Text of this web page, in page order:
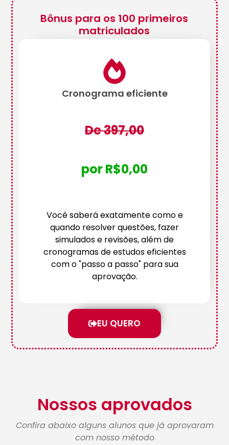
Bônus para os 100 primeiros
matriculados
Cronograma eficiente
De 397,00
por R$0,00
Você saberá exatamente como e
quando resolver questões, fazer
simulados e revisões, além de
cronogramas de estudos eficientes
com o "passo a passo" para sua
aprovação.
EU QUERO
Nossos aprovados
Confira abaixo alguns alunos que já aprovaram
com nosso método